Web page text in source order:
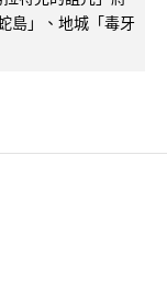
島」、地城「毒牙